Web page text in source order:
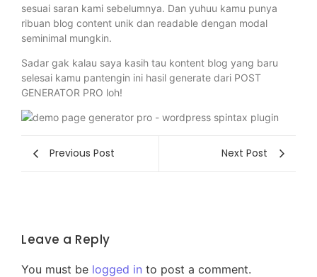
sesuai saran kami sebelumnya. Dan yuhuu kamu punya
ribuan blog content unik dan readable dengan modal
seminimal mungkin.
Sadar gak kalau saya kasih tau kontent blog yang baru
selesai kamu pantengin ini hasil generate dari POST
GENERATOR PRO loh!
Previous Post Next Post
Leave a Reply
You must be logged in to post a comment.